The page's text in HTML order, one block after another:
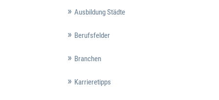
Ausbildung Städte
Berufsfelder
Branchen
Karrieretipps